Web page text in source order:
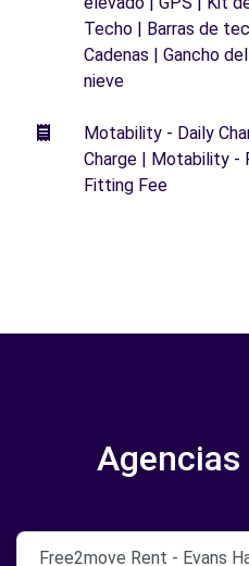
Techo | Barras de
Cadenas | Gancho
nieve
Motability - Daily
Charge | Motability -
Fitting Fee
Free2move Rent - Evans